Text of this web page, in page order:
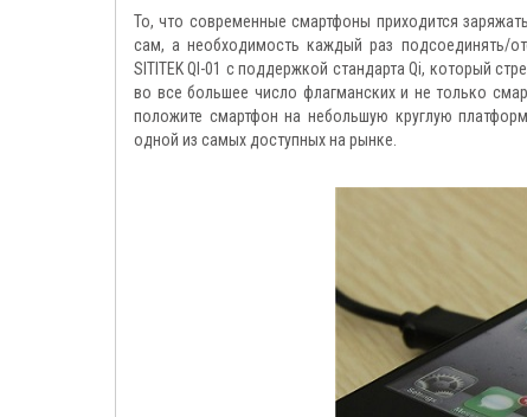
То, что современные смартфоны приходится
сам, а необходимость каждый раз подсоединять/
SITITEK QI-01 с поддержкой стандарта Qi, который
во все большее число флагманских и не только
положите смартфон на небольшую круглую
одной из самых доступных на рынке.